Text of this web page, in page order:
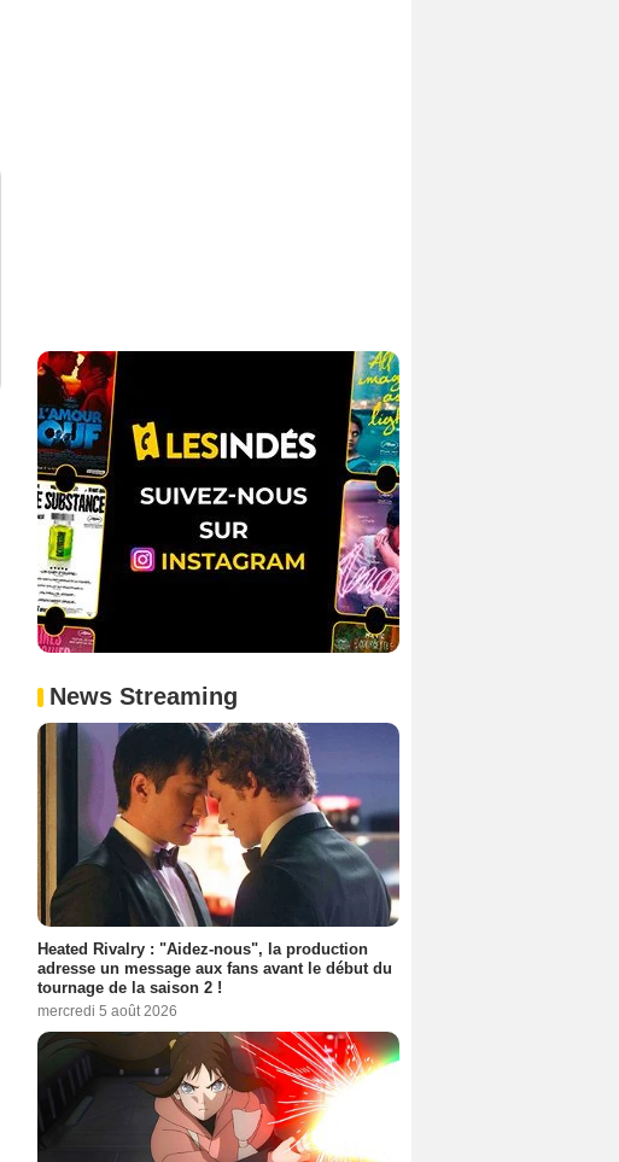
News Streaming
Heated Rivalry : "Aidez-nous", la production
adresse un message aux fans avant le début du
tournage de la saison 2 !
mercredi 5 août 2026